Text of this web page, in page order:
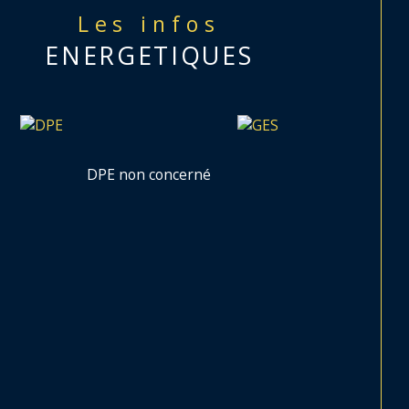
plus de renseignements, contactez
Les infos
ENERGETIQUES
DPE non concerné